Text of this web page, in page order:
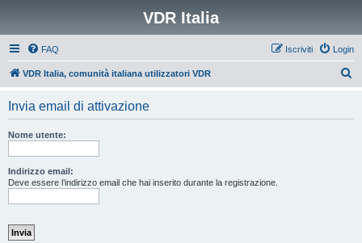
VDR Italia
FAQ Login
Iscriviti
VDR Italia, comunità italiana utilizzatori VDR
Invia email di attivazione
Nome utente:
Indirizzo email:
Deve essere l’indirizzo email che hai inserito durante la registrazione.